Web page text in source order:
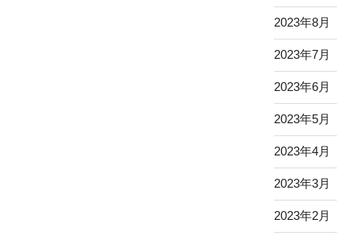
2023年8月
2023年7月
2023年6月
2023年5月
2023年4月
2023年3月
2023年2月